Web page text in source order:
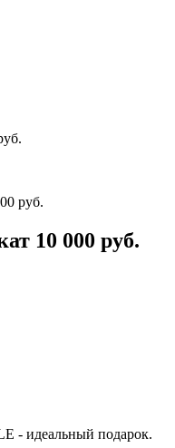
руб.
10 000 руб.
- идеальный подарок.